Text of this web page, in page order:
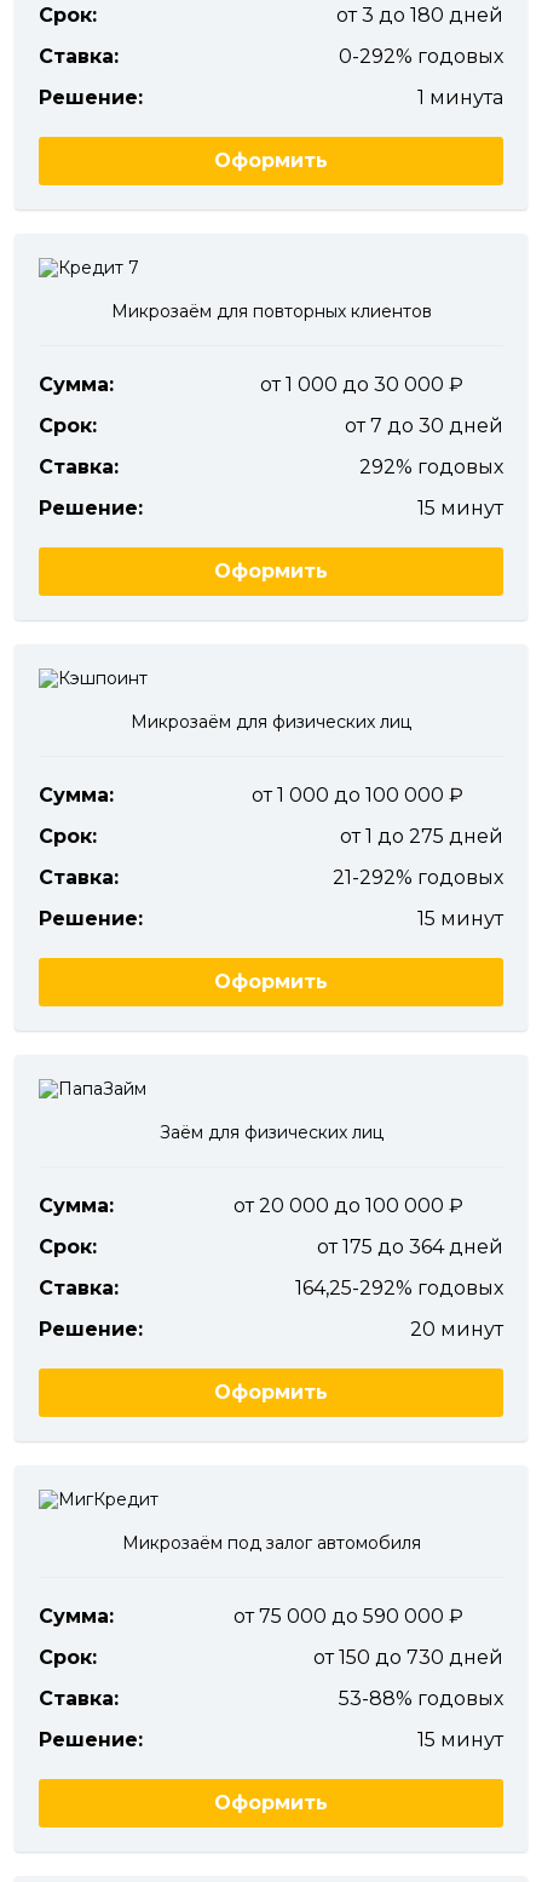
Срок:
от 3 до 180 дней
Ставка:
0-292% годовых
Решение:
1 минута
Оформить
Микрозаём для повторных клиентов
Сумма:
от 1 000 до 30 000
Срок:
от 7 до 30 дней
Ставка:
292% годовых
Решение:
15 минут
Оформить
Микрозаём для физических лиц
Сумма:
от 1 000 до 100 000
Срок:
от 1 до 275 дней
Ставка:
21-292% годовых
Решение:
15 минут
Оформить
Заём для физических лиц
Сумма:
от 20 000 до 100 000
Срок:
от 175 до 364 дней
Ставка:
164,25-292% годовых
Решение:
20 минут
Оформить
Микрозаём под залог автомобиля
Сумма:
от 75 000 до 590 000
Срок:
от 150 до 730 дней
Ставка:
53-88% годовых
Решение:
15 минут
Оформить